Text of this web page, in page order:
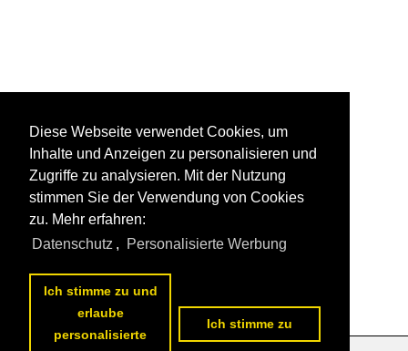
Diese Webseite verwendet Cookies, um
Inhalte und Anzeigen zu personalisieren und
Zugriffe zu analysieren. Mit der Nutzung
stimmen Sie der Verwendung von Cookies
zu. Mehr erfahren:
Datenschutz , Personalisierte Werbung
Ich stimme zu und
erlaube
personalisierte
Ich stimme zu